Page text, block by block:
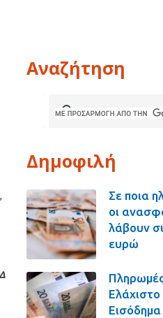
Αναζήτηση
Δημοφιλή
Σε ποια
οι
λάβουν
ευρώ